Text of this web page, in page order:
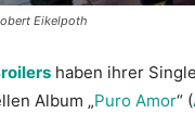
Eikelpoth
haben ihrer
Album „Puro Amor“ (